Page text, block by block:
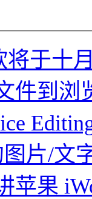
于十
件到浏
片/文
苹果